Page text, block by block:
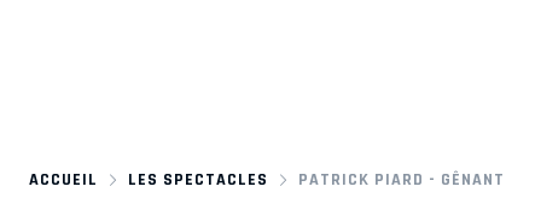
ACCUEIL LES SPECTACLES PATRICK PIARD - GÊNANT